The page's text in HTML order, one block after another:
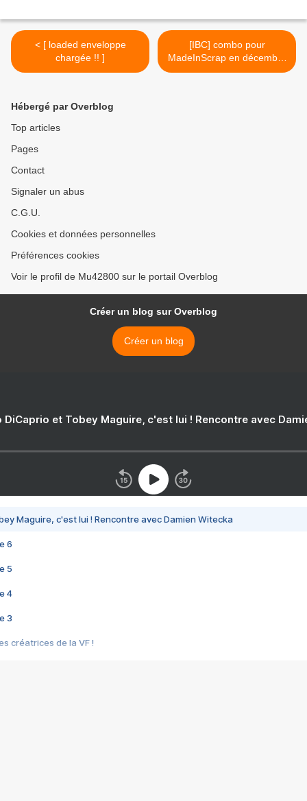
< [ loaded enveloppe
chargée !! ]
[IBC] combo pour
MadeInScrap en décembre
>
Hébergé par Overblog
Top articles
Pages
Contact
Signaler un abus
C.G.U.
Cookies et données personnelles
Préférences cookies
Voir le profil de Mu42800 sur le portail Overblog
Créer un blog sur Overblog
Créer un blog
DiCaprio et Tobey Maguire, c'est lui ! Rencontre avec
Maguire, c'est lui ! Rencontre avec Damien Witecka
6
5
4
3
créatrices de la VF !